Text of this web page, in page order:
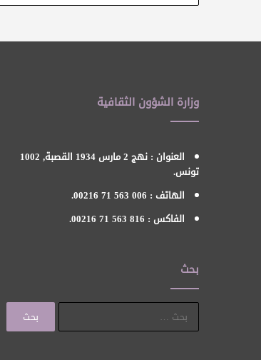
وزارة الشؤون الثقافية
العنوان : نهج 2 مارس 1934 القصبة, 1002
تونس.
الهاتف : 006 563 71 00216.
الفاكس : 816 563 71 00216.
بحث